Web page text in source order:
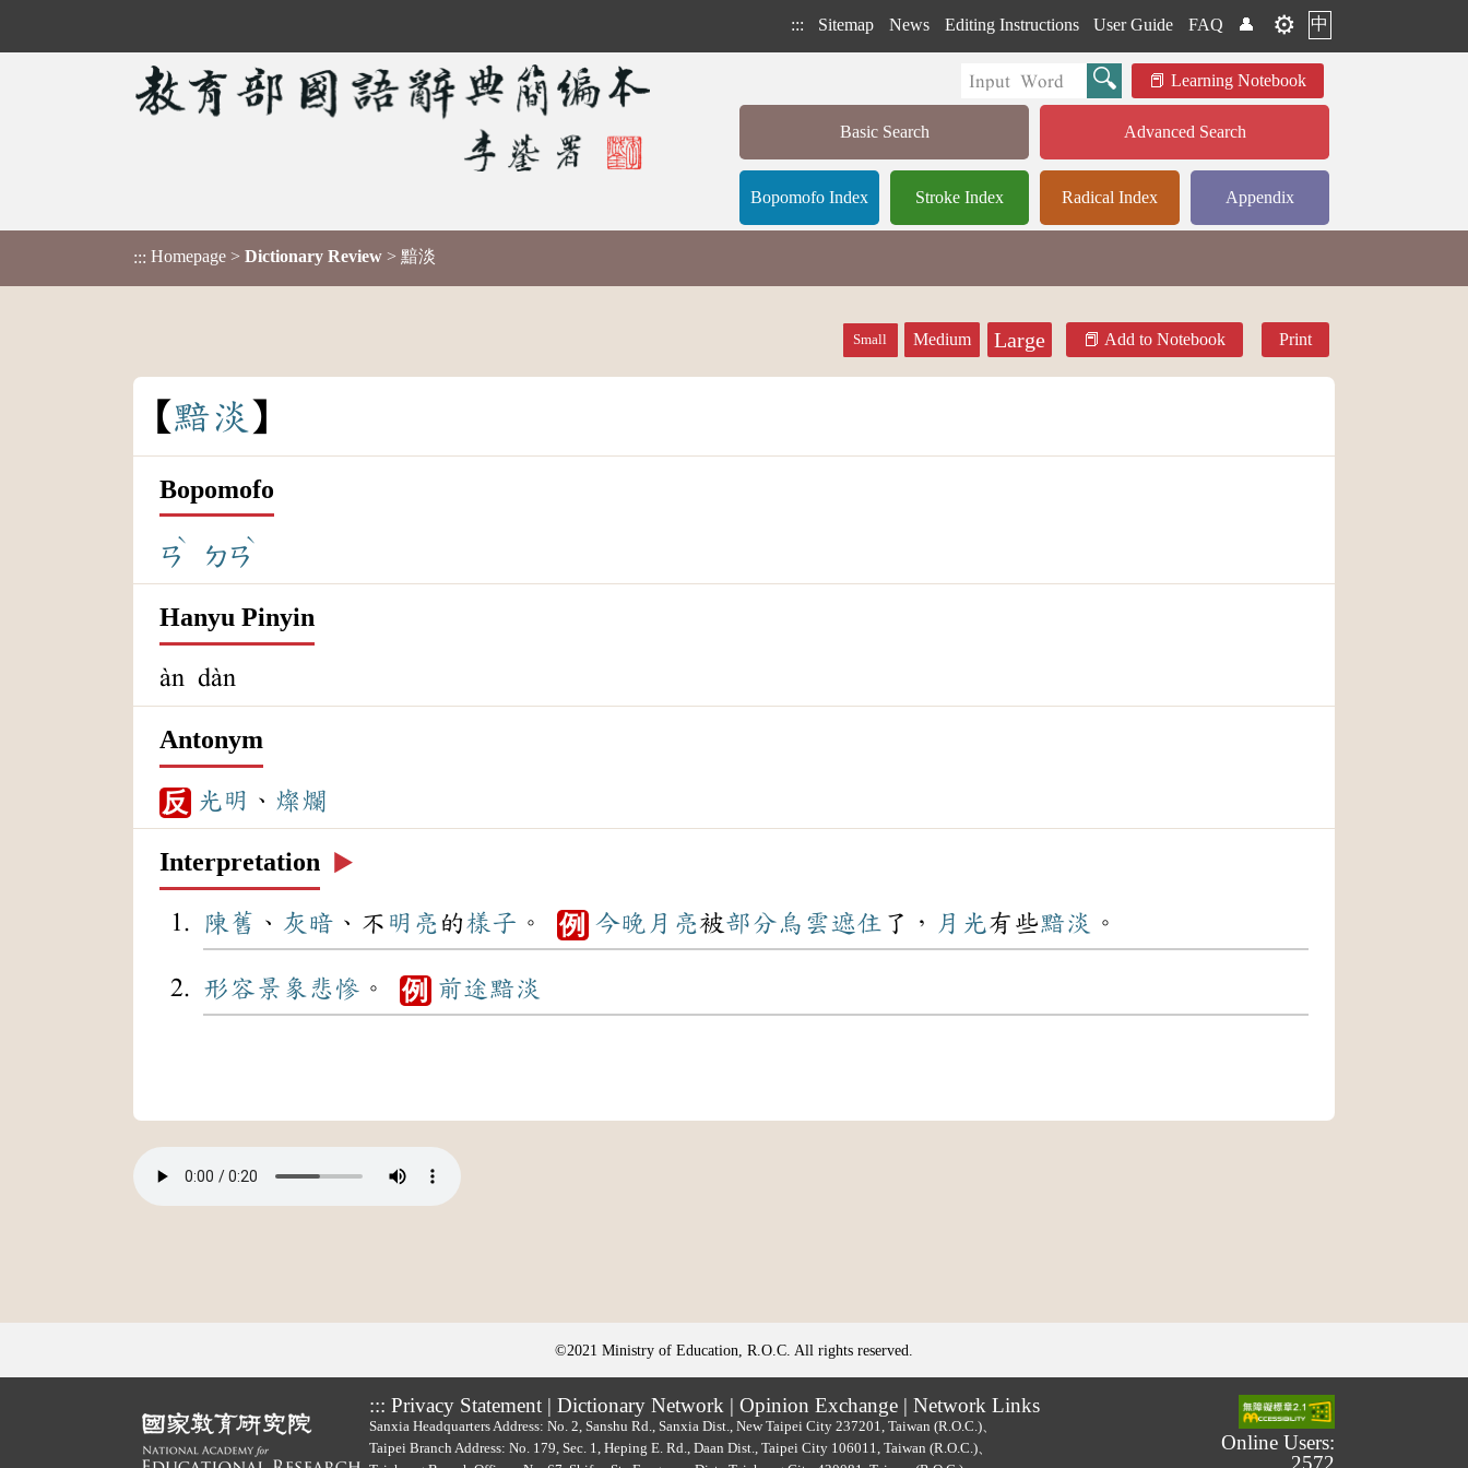
::: Sitemap News Editing Instructions User Guide FAQ 👤 ⚙️ 中
Learning Notebook
Basic Search Advanced Search
Bopomofo Index Stroke Index Radical Index Appendix
::: Homepage > Dictionary Review > 黯淡
Small Medium Large Add to Notebook Print
黯淡
Bopomofo
ㄢ
ˋ
ㄉㄢ
ˋ
Hanyu Pinyin
àn dàn
Antonym
反 光明 、 燦爛
Interpretation ▶️
陳舊 、 灰暗 、不 明亮 的樣子 。 例 今晚 月亮被部分烏雲遮住 了， 月光有些黯淡 。
形容景象悲慘 。 例 前途 黯淡
©2021 Ministry of Education, R.O.C. All rights reserved.
::: Privacy Statement | Dictionary Network | Opinion Exchange | Network Links
Sanxia Headquarters Address: No. 2, Sanshu Rd., Sanxia Dist., New Taipei City 237201, Taiwan (R.O.C.)、
Taipei Branch Address: No. 179, Sec. 1, Heping E. Rd., Daan Dist., Taipei City 106011, Taiwan (R.O.C.)、
Online Users:
2572